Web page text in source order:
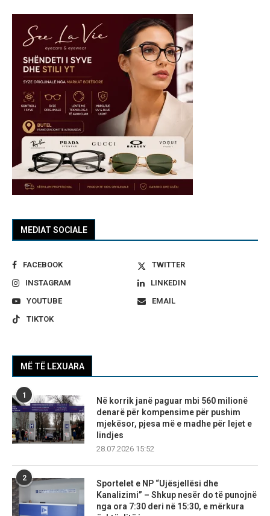
MEDIAT SOCIALE
FACEBOOK
TWITTER
INSTAGRAM
LINKEDIN
YOUTUBE
EMAIL
TIKTOK
MË TË LEXUARA
1
Në korrik janë paguar mbi 560 milionë
denarë për kompensime për pushim
mjekësor, pjesa më e madhe për lejet e
lindjes
28.07.2026 15:52
2
Sportelet e NP “Ujësjellësi dhe
Kanalizimi” – Shkup nesër do të punojnë
nga ora 7:30 deri në 15:30, e mërkura